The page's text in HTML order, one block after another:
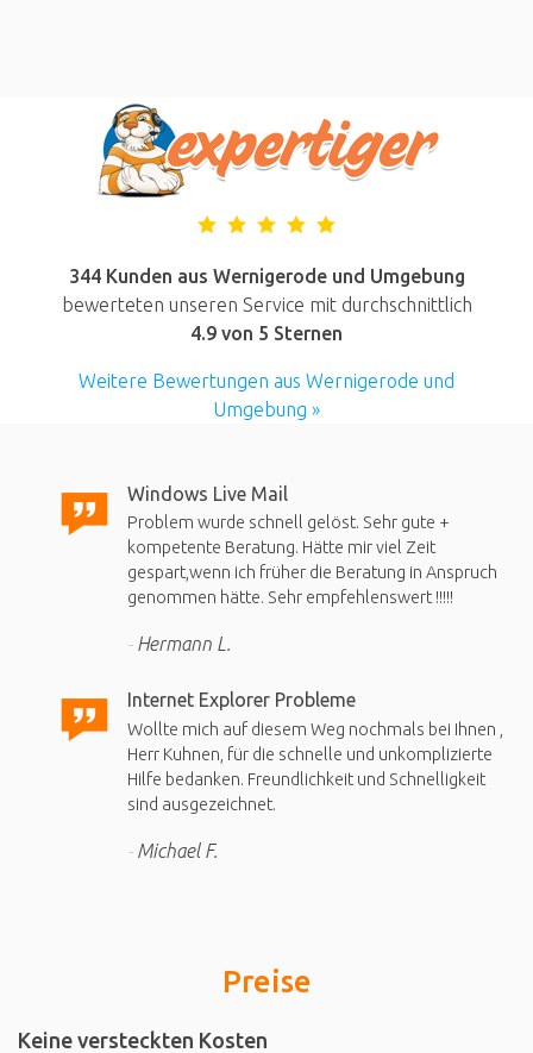
344 Kunden aus Wernigerode und Umgebung
bewerteten unseren Service mit durchschnittlich
4.9 von 5 Sternen
Weitere Bewertungen aus Wernigerode und
Umgebung »
Windows Live Mail
Problem wurde schnell gelöst. Sehr gute +
kompetente Beratung. Hätte mir viel Zeit
gespart,wenn ich früher die Beratung in Anspruch
genommen hätte. Sehr empfehlenswert !!!!!
Hermann L.
Internet Explorer Probleme
Wollte mich auf diesem Weg nochmals bei Ihnen ,
Herr Kuhnen, für die schnelle und unkomplizierte
Hilfe bedanken. Freundlichkeit und Schnelligkeit
sind ausgezeichnet.
Michael F.
Preise
Keine versteckten Kosten